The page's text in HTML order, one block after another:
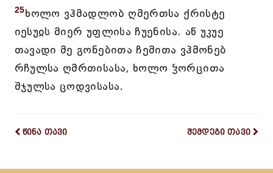
25ხოლო ვჰმადლობ ღმერთსა ქრისტე
იესუჲს მიერ უფლისა ჩუენისა. აწ უკუე
თავადი მე გონებითა ჩემითა ვჰმონებ
რჩულსა ღმრთისასა, ხოლო ჴორცითა
შჯულსა ცოდვისასა.
წინა თავი შემდეგი თავი